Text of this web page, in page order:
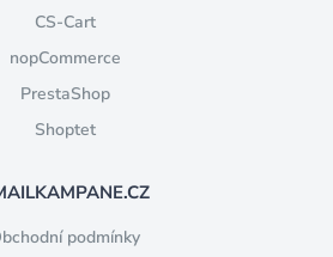
CS-Cart
nopCommerce
PrestaShop
Shoptet
podmínky